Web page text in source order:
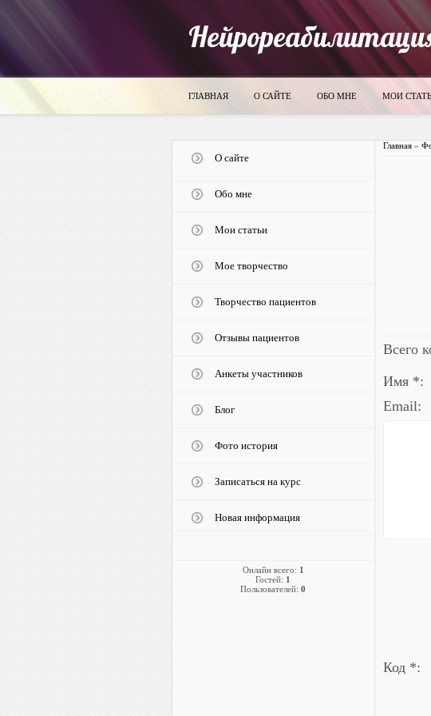
ГЛАВНАЯ О САЙТЕ ОБО МНЕ МОИ
О сайте
Обо мне
Мои статьи
Мое творчество
Творчество пациентов
Отзывы пациентов
Анкеты участников
Блог
Фото история
Записаться на курс
Новая информация
Онлайн всего: 1
Гостей: 1
Пользователей: 0
Главная»
Всего
Имя *:
Email:
Код *: